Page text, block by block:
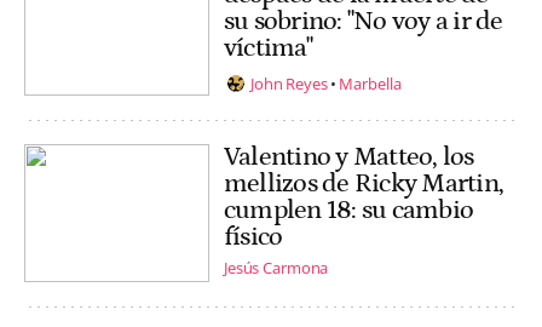
su sobrino: "No voy a ir de
víctima"
John Reyes Marbella
Valentino y Matteo, los
mellizos de Ricky Martin,
cumplen 18: su cambio
físico
Jesús Carmona